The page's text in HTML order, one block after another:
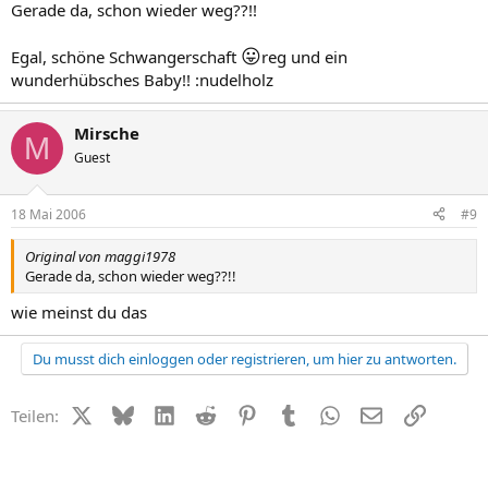
Gerade da, schon wieder weg??!!
Egal, schöne Schwangerschaft 😛reg und ein
wunderhübsches Baby!! :nudelholz
M Mirsche
Guest
18 Mai 2006 #9
Original von maggi1978
Gerade da, schon wieder weg??!!
wie meinst du das
Du musst dich einloggen oder registrieren, um hier zu antworten.
Teilen: X (Twitter)
BlueskyLinkedIn
Reddit PinterestTumblr WhatsApp
E-MailLink